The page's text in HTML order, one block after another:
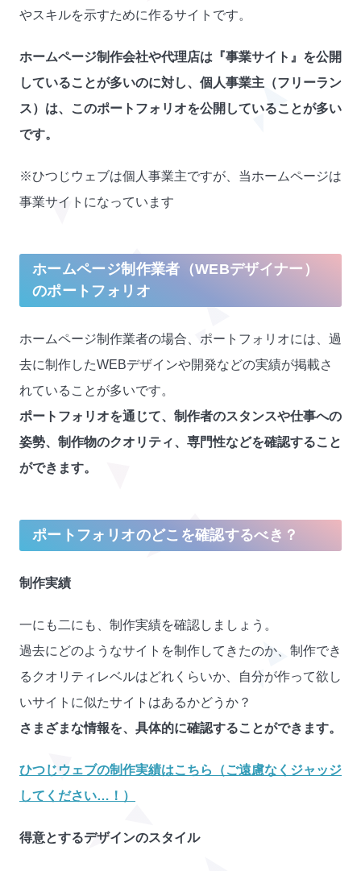
やスキルを示すために作るサイトです。
ホームページ制作会社や代理店は『事業サイト』を公開
していることが多いのに対し、個人事業主（フリーラン
ス）は、このポートフォリオを公開していることが多い
です。
※ひつじウェブは個人事業主ですが、当ホームページは
事業サイトになっています
ホームページ制作業者（WEBデザイナー）
のポートフォリオ
ホームページ制作業者の場合、ポートフォリオには、過
去に制作したWEBデザインや開発などの実績が掲載さ
れていることが多いです。
ポートフォリオを通じて、制作者のスタンスや仕事への
姿勢、制作物のクオリティ、専門性などを確認すること
ができます。
ポートフォリオのどこを確認するべき？
制作実績
一にも二にも、制作実績を確認しましょう。
過去にどのようなサイトを制作してきたのか、制作でき
るクオリティレベルはどれくらいか、自分が作って欲し
いサイトに似たサイトはあるかどうか？
さまざまな情報を、具体的に確認することができます。
ひつじウェブの制作実績はこちら（ご遠慮なくジャッジ
してください…！）
得意とするデザインのスタイル